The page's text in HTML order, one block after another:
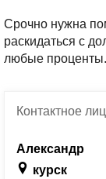
Срочно нужна
раскидаться с
любые проценты.
Контактное
Александр
курск